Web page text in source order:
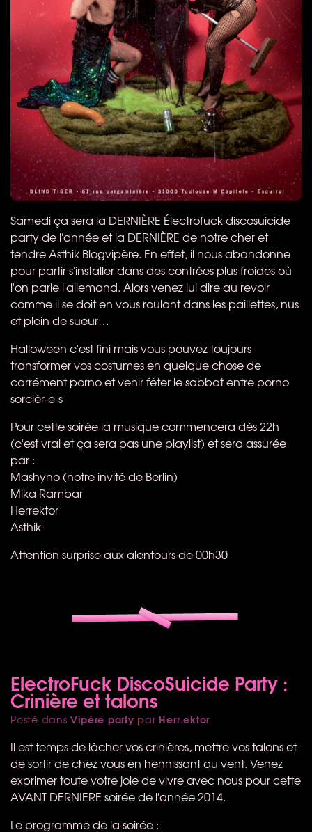
Samedi ça sera la DERNIÈRE Électrofuck discosuicide
party de l'année et la DERNIÈRE de notre cher et
tendre Asthik Blogvipère. En effet, il nous abandonne
pour partir s'installer dans des contrées plus froides où
l'on parle l'allemand. Alors venez lui dire au revoir
comme il se doit en vous roulant dans les paillettes, nus
et plein de sueur…
Halloween c'est fini mais vous pouvez toujours
transformer vos costumes en quelque chose de
carrément porno et venir fêter le sabbat entre porno
sorcièr-e-s
Pour cette soirée la musique commencera dès 22h
(c'est vrai et ça sera pas une playlist) et sera assurée
par :
Mashyno (notre invité de Berlin)
Mika Rambar
Herrektor
Asthik
Attention surprise aux alentours de 00h30
ElectroFuck DiscoSuicide Party :
Crinière et talons
Posté dansVipère party par Herr.ektor
Il est temps de lâcher vos crinières, mettre vos talons et
de sortir de chez vous en hennissant au vent. Venez
exprimer toute votre joie de vivre avec nous pour cette
AVANT DERNIERE soirée de l'année 2014.
Le programme de la soirée :